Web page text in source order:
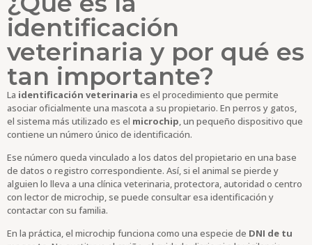
identificación
veterinaria y por qué es
tan importante?
La identificación veterinaria es el procedimiento que permite
asociar oficialmente una mascota a su propietario. En perros y gatos,
el sistema más utilizado es el microchip, un pequeño dispositivo que
contiene un número único de identificación.
Ese número queda vinculado a los datos del propietario en una base
de datos o registro correspondiente. Así, si el animal se pierde y
alguien lo lleva a una clínica veterinaria, protectora, autoridad o centro
con lector de microchip, se puede consultar esa identificación y
contactar con su familia.
En la práctica, el microchip funciona como una especie de DNI de tu